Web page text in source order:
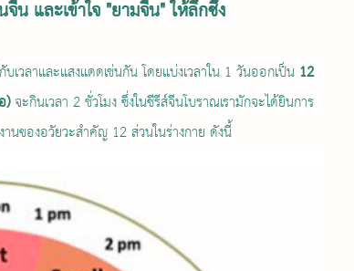
และเข้าใจ "ยามจีน" ให้ลึกซึ้ง
วลาและแสงแดดเช่นกัน โดยแบ่งเวลาใน 1 วันออกเป็น 12
) จะกินเวลา 2 ชั่วโมง ซึ่งในซีรีส์จีนโบราณเรามักจะได้ยินการ
นของอวัยวะสำคัญ 12 ส่วนในร่างกาย ดังนี้